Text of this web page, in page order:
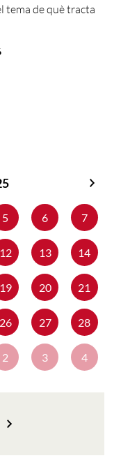
tema de què tracta
5 6 7
12 13 14
19 20 21
26 27 28
2 3 4